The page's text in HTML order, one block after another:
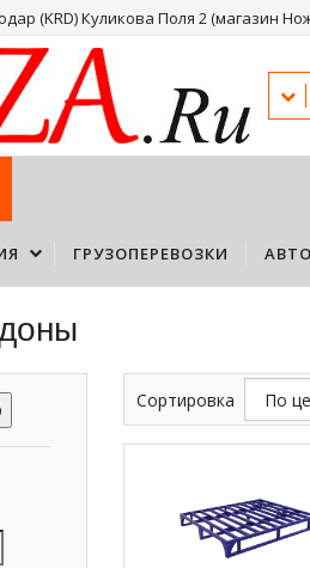
(KRD) Куликова Поля 2 (магазин
ГРУЗОПЕРЕВОЗКИ
Сортировка